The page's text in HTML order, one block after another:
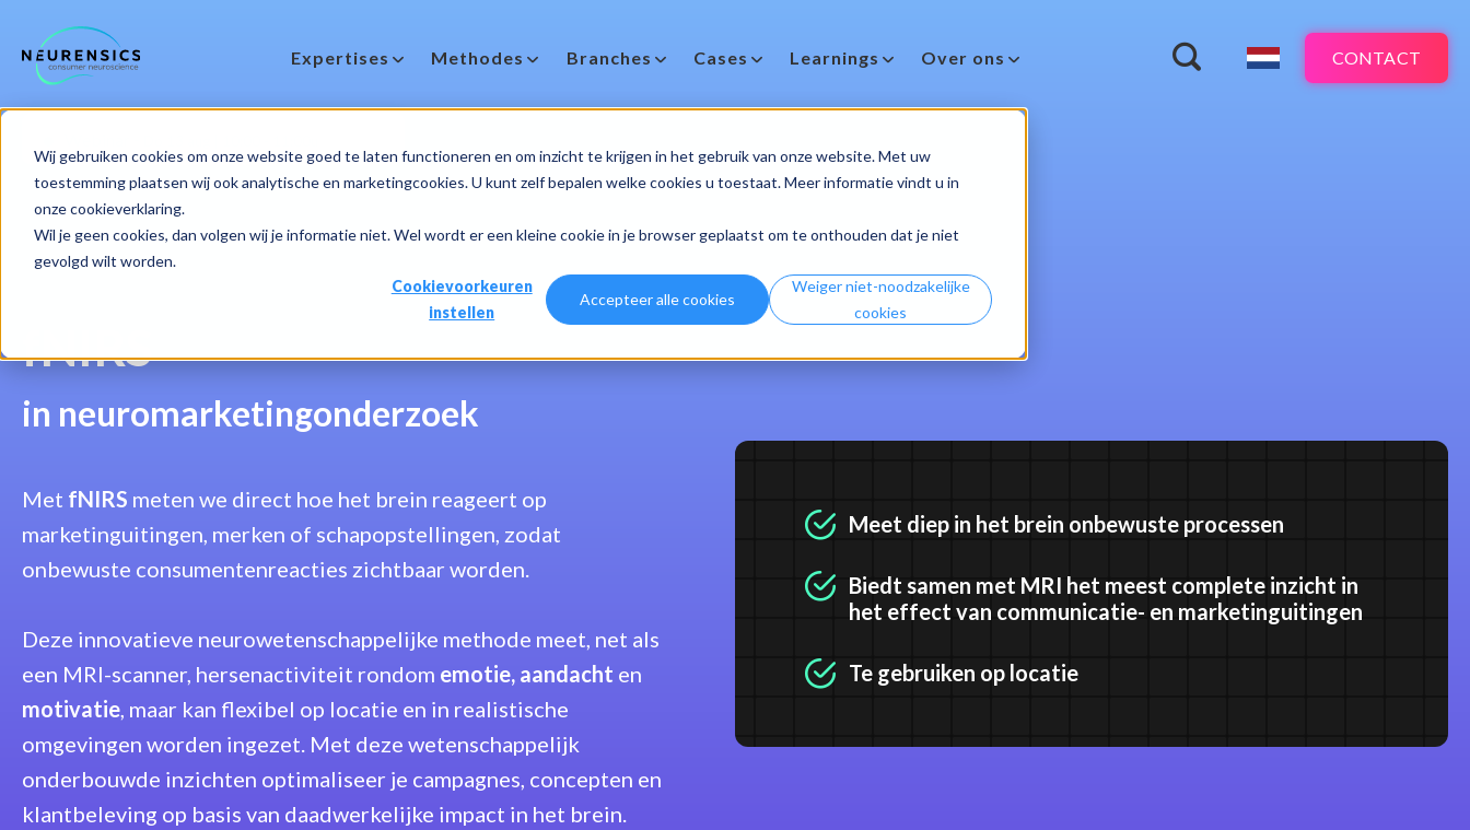
Wij gebruiken cookies om onze website goed te laten functioneren en om inzicht te krijgen in het gebruik van onze website. Met uw
toestemming plaatsen wij ook analytische en marketingcookies. U kunt zelf bepalen welke cookies u toestaat. Meer informatie vindt u in
onze cookieverklaring.
Wil je geen cookies, dan volgen wij je informatie niet. Wel wordt er een kleine cookie in je browser geplaatst om te onthouden dat je niet
gevolgd wilt worden.
Cookievoorkeuren
instellen
Accepteer alle cookies
Weiger niet-noodzakelijke
cookies
Expertises Methodes Branches Cases Learnings Over ons CONTACT
fNIRS
in neuromarketingonderzoek
Met fNIRS meten we direct hoe het brein reageert op
marketinguitingen, merken of schapopstellingen, zodat
onbewuste consumentenreacties zichtbaar worden.
Deze innovatieve neurowetenschappelijke methode meet, net als
een MRI-scanner, hersenactiviteit rondom emotie, aandacht en
motivatie, maar kan flexibel op locatie en in realistische
omgevingen worden ingezet. Met deze wetenschappelijk
onderbouwde inzichten optimaliseer je campagnes, concepten en
klantbeleving op basis van daadwerkelijke impact in het brein.
Meet diep in het brein onbewuste processen
Biedt samen met MRI het meest complete inzicht in
het effect van communicatie- en marketinguitingen
Te gebruiken op locatie